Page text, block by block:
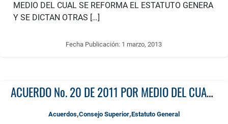
MEDIO DEL CUAL SE REFORMA EL ESTATUTO GENERA
Y SE DICTAN OTRAS […]
Fecha Publicación: 1 marzo, 2013
ACUERDO No. 20 DE 2011 POR MEDIO DEL CUAL SE ADOPTA LA EDAD DE RETIRO FORZOSO PARA ALGUNOS SERVIDORES DE LA UNIVERSIDAD.
Acuerdos,Consejo Superior,Estatuto General